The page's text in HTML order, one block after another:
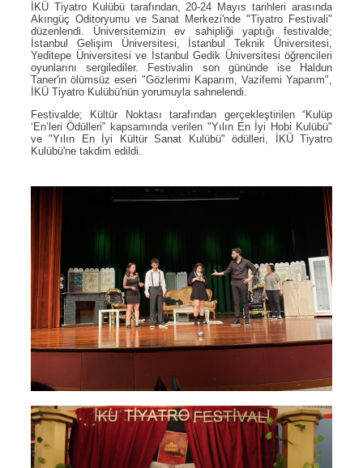
İKÜ Tiyatro Kulübü tarafından, 20-24 Mayıs tarihleri arasında
Akıngüç Oditoryumu ve Sanat Merkezi'nde "Tiyatro Festivali"
düzenlendi. Üniversitemizin ev sahipliği yaptığı festivalde;
İstanbul Gelişim Üniversitesi, İstanbul Teknik Üniversitesi,
Yeditepe Üniversitesi ve İstanbul Gedik Üniversitesi öğrencileri
oyunlarını sergilediler. Festivalin son gününde ise Haldun
Taner'in ölümsüz eseri "Gözlerimi Kaparım, Vazifemi Yaparım",
İKÜ Tiyatro Kulübü'nün yorumuyla sahnelendi.
Festivalde; Kültür Noktası tarafından gerçekleştirilen “Kulüp
‘En’leri Ödülleri” kapsamında verilen "Yılın En İyi Hobi Kulübü"
ve "Yılın En İyi Kültür Sanat Kulübü" ödülleri, İKÜ Tiyatro
Kulübü'ne takdim edildi.